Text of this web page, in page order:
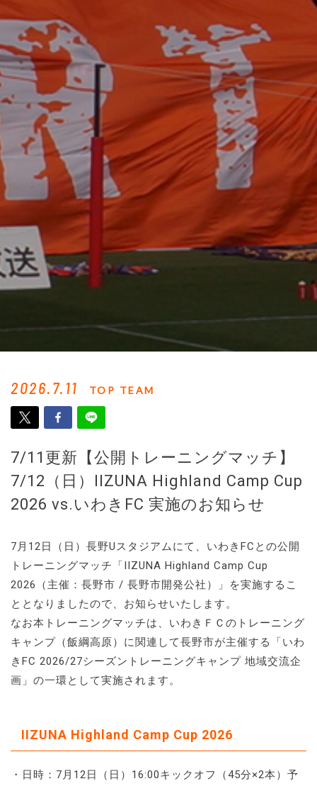
2026.7.11 TOP TEAM
7/11更新【公開トレーニングマッチ】
7/12（日）IIZUNA Highland Camp Cup
2026 vs.いわきFC 実施のお知らせ
7月12日（日）長野Uスタジアムにて、いわきFCとの公開
トレーニングマッチ「IIZUNA Highland Camp Cup
2026（主催：長野市 / 長野市開発公社）」を実施するこ
ととなりましたので、お知らせいたします。
なお本トレーニングマッチは、いわきＦＣのトレーニング
キャンプ（飯綱高原）に関連して長野市が主催する「いわ
きFC 2026/27シーズントレーニングキャンプ 地域交流企
画」の一環として実施されます。
IIZUNA Highland Camp Cup 2026
・日時：7月12日（日）16:00キックオフ（45分×2本）予